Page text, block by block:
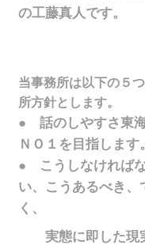
の工藤真人で
当事務所は以下の５
所方針とします。
● 話のしやすさ東
ＮＯ１を目指します。
● こうしなければ
い、こうあるべき、
く
実態に即した現